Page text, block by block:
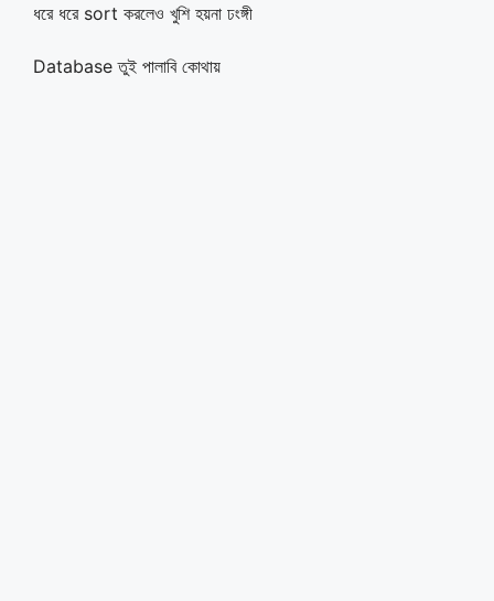
ধরে ধরে sort করলেও খুশি হয়না ঢংঙ্গী
Database তুই পালাবি কোথায়